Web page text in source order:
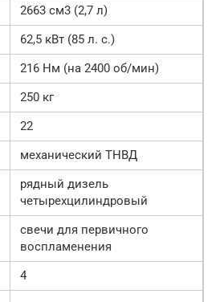
2663 см3 (2,7 л)
62,5 кВт (85 л. с.)
216 Нм (на 2400 об/мин)
250 кг
22
механический ТНВД
рядный дизель
четырехцилиндровый
свечи для первичного
воспламенения
4